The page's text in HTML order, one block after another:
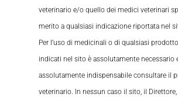
veterinario e/o quello dei medici veterinari
merito a qualsiasi indicazione riportata nel
Per l’uso di medicinali o di qualsiasi
indicati nel sito è assolutamente necessario
assolutamente indispensabile consultare il
veterinario. In nessun caso il sito, il Direttore,